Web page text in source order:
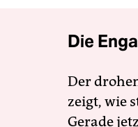
Die
Der
zeigt, wie
Gerade